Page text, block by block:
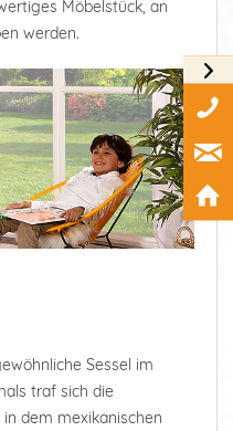
Möbelstück, an
werden.
Sessel im
traf sich die
dem mexikanischen